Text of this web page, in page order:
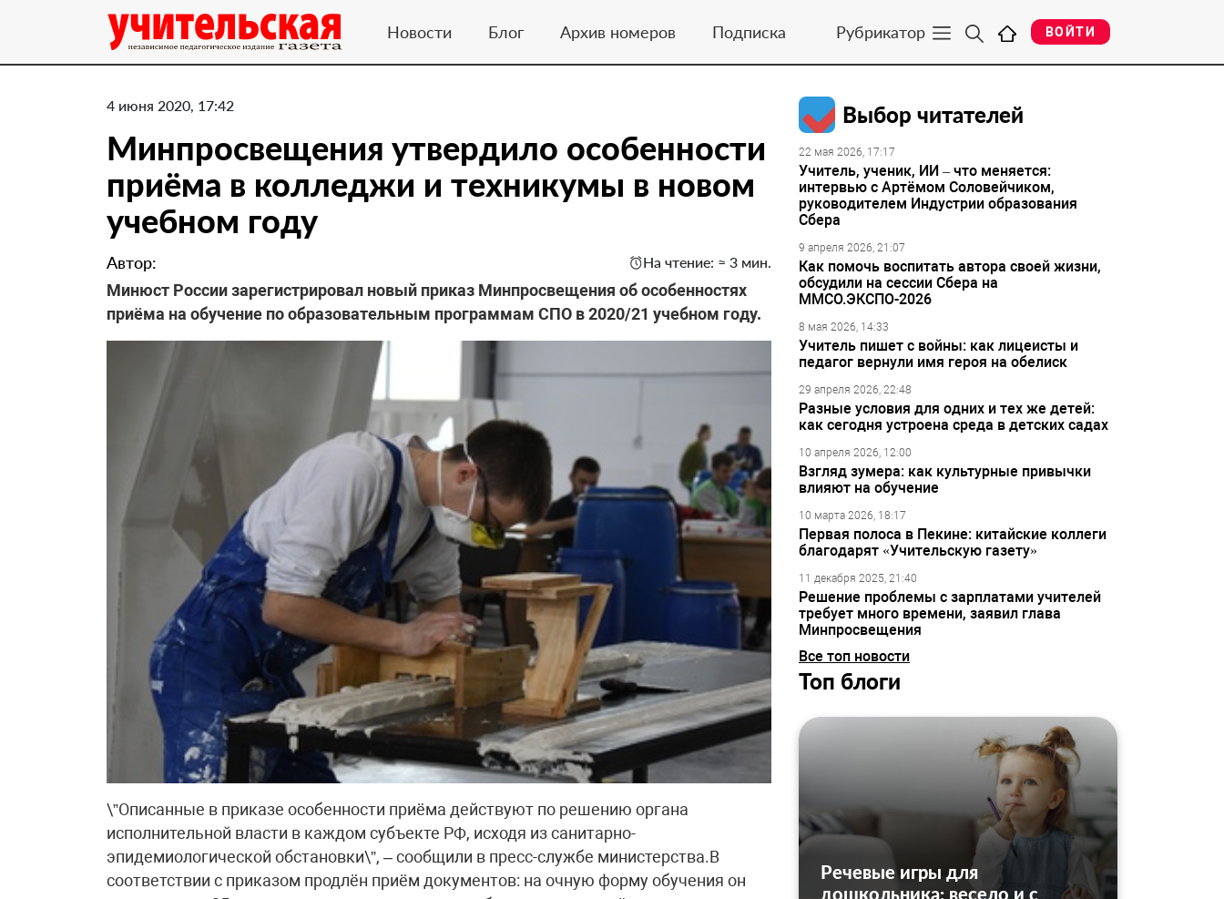
Новости Блог Архив номеров Подписка Рубрикатор ВОЙТИ
4 июня 2020, 17:42
Минпросвещения утвердило особенности
приёма в колледжи и техникумы в новом
учебном году
Автор: На чтение: ≈ 3 мин.
Минюст России зарегистрировал новый приказ Минпросвещения об особенностях
приёма на обучение по образовательным программам СПО в 2020/21 учебном году.
\”Описанные в приказе особенности приёма действуют по решению органа
исполнительной власти в каждом субъекте РФ, исходя из санитарно-
эпидемиологической обстановки\”, – сообщили в пресс-службе министерства.В
соответствии с приказом продлён приём документов: на очную форму обучения он
Выбор читателей
22 мая 2026, 17:17
Учитель, ученик, ИИ – что меняется:
интервью с Артёмом Соловейчиком,
руководителем Индустрии образования
Сбера
9 апреля 2026, 21:07
Как помочь воспитать автора своей жизни,
обсудили на сессии Сбера на
ММСО.ЭКСПО-2026
8 мая 2026, 14:33
Учитель пишет с войны: как лицеисты и
педагог вернули имя героя на обелиск
29 апреля 2026, 22:48
Разные условия для одних и тех же детей:
как сегодня устроена среда в детских садах
10 апреля 2026, 12:00
Взгляд зумера: как культурные привычки
влияют на обучение
10 марта 2026, 18:17
Первая полоса в Пекине: китайские коллеги
благодарят «Учительскую газету»
11 декабря 2025, 21:40
Решение проблемы с зарплатами учителей
требует много времени, заявил глава
Минпросвещения
Все топ новости
Топ блоги
Речевые игры для
дошкольника: весело и с